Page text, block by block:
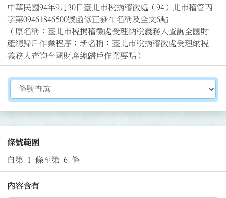
中華民國94年9月30日臺北市稅捐稽徵處（94）北市稽管丙
字第09461846500號函修正發布名稱及全文6點
（原名稱：臺北市稅捐稽徵處受理納稅義務人查詢全國財
產總歸戶作業程序；新名稱：臺北市稅捐稽徵處受理納稅
義務人查詢全國財產總歸戶作業要點）
切換選擇法規資訊內容
條號範圍
自第 1 條至第 6 條
內容含有